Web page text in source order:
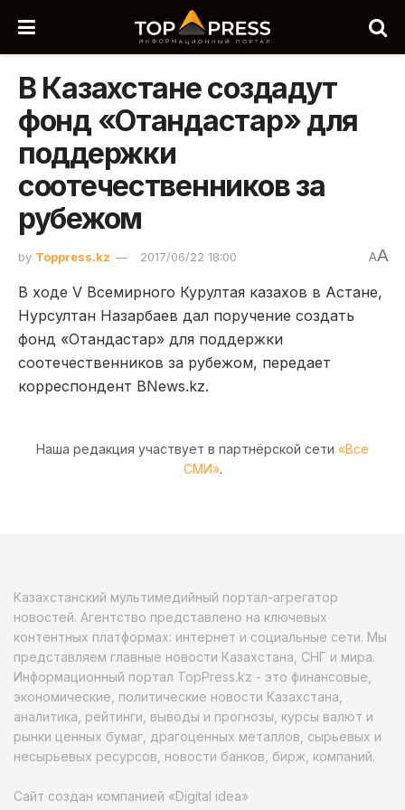
В Казахстане создадут
фонд «Отандастар» для
поддержки
соотечественников за
рубежом
by Toppress.kz 2017/06/22 18:00 AA
В ходе V Всемирного Курултая казахов в Астане,
Нурсултан Назарбаев дал поручение создать
фонд «Отандастар» для поддержки
соотечественников за рубежом, передает
корреспондент BNews.kz.
Наша редакция участвует в партнёрской сети «Все
СМИ».
Казахстанский мультимедийный портал-агрегатор
новостей. Агентство представлено на ключевых
контентных платформах: интернет и социальные сети. Мы
представляем главные новости Казахстана, СНГ и мира.
Информационный портал TopPress.kz - это финансовые,
экономические, политические новости Казахстана,
аналитика, рейтинги, выводы и прогнозы, курсы валют и
рынки ценных бумаг, драгоценных металлов, сырьевых и
несырьевых ресурсов, новости банков, бирж, компаний.
Сайт создан компанией «Digital idea»